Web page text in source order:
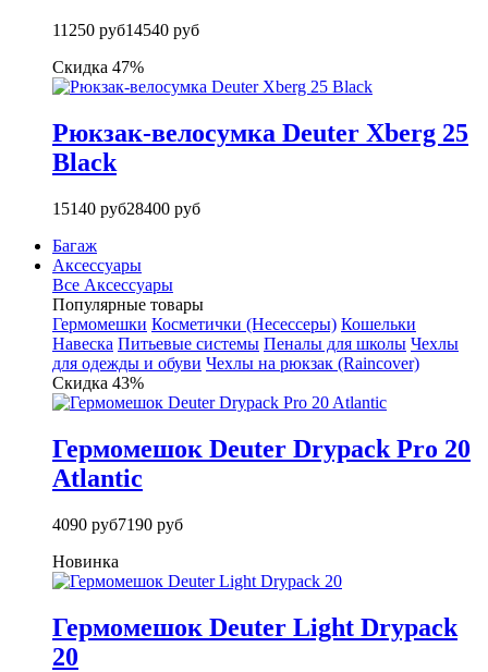
11250 руб14540 руб
Скидка 47%
Рюкзак-велосумка Deuter Xberg 25
Black
15140 руб28400 руб
Багаж
Аксессуары
Все Аксессуары
Популярные товары
Гермомешки Косметички (Несессеры) Кошельки
Навеска Питьевые системы Пеналы для школы Чехлы
для одежды и обуви Чехлы на рюкзак (Raincover)
Скидка 43%
Гермомешок Deuter Drypack Pro 20
Atlantic
4090 руб7190 руб
Новинка
Гермомешок Deuter Light Drypack
20